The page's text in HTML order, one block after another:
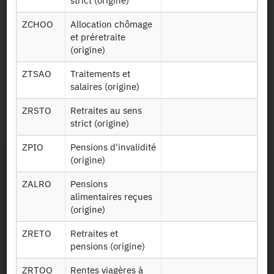
Foyer17
extrait des
variables issues
du fichier fiscal
de l’impôt sur le
revenu
ZCHOO
Allocation chômage
et préretraite
(origine)
ZTSAO
Traitements et
salaires (origine)
ZRSTO
Retraites au sens
strict (origine)
ZPIO
Pensions d'invalidité
(origine)
ZALRO
Pensions
alimentaires reçues
(origine)
ZRETO
Retraites et
pensions (origine)
ZRTOO Rentes viagères à
Identifiant persistant
https://doi.org/10.34724/CASD.110.3211.V1
Contact